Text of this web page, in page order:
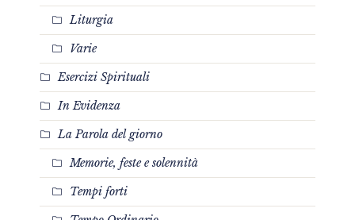
Liturgia
Varie
Esercizi Spirituali
In Evidenza
La Parola del giorno
Memorie, feste e solennità
Tempi forti